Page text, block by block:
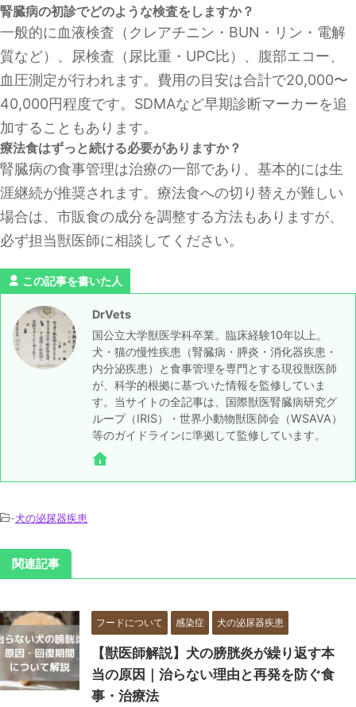
腎臓病の初診でどのような検査をしますか？
一般的に血液検査（クレアチニン・BUN・リン・電解
質など）、尿検査（尿比重・UPC比）、腹部エコー、
血圧測定が行われます。費用の目安は合計で20,000〜
40,000円程度です。SDMAなど早期診断マーカーを追
加することもあります。
療法食はずっと続ける必要がありますか？
腎臓病の食事管理は治療の一部であり、基本的には生
涯継続が推奨されます。療法食への切り替えが難しい
場合は、市販食の成分を調整する方法もありますが、
必ず担当獣医師に相談してください。
この記事を書いた人
DrVets
国公立大学獣医学科卒業。臨床経験10年以上。
犬・猫の慢性疾患（腎臓病・膵炎・消化器疾患・
内分泌疾患）と食事管理を専門とする現役獣医師
が、科学的根拠に基づいた情報を監修していま
す。当サイトの全記事は、国際獣医腎臓病研究グ
ループ（IRIS）・世界小動物獣医師会（WSAVA）
等のガイドラインに準拠して監修しています。
-犬の泌尿器疾患
関連記事
フードについて 感染症 犬の泌尿器疾患
【獣医師解説】犬の膀胱炎が繰り返す本
当の原因｜治らない理由と再発を防ぐ食
事・治療法